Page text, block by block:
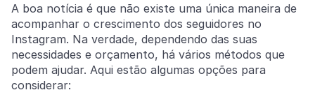
A boa notícia é que não existe uma única maneira de
acompanhar o crescimento dos seguidores no
Instagram. Na verdade, dependendo das suas
necessidades e orçamento, há vários métodos que
podem ajudar. Aqui estão algumas opções para
considerar: